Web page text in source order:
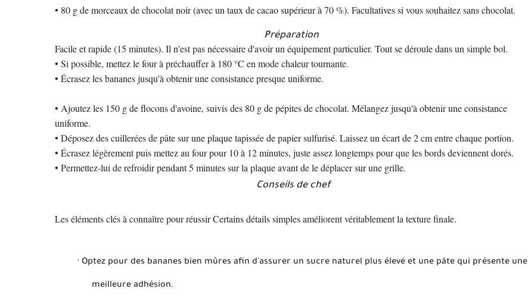
• 80 g de morceaux de chocolat noir (avec un taux de cacao supérieur à 70 %). Facultatives si vous souhaitez sans chocolat.
Préparation
Facile et rapide (15 minutes). Il n'est pas nécessaire d'avoir un équipement particulier. Tout se déroule dans un simple bol.
• Si possible, mettez le four à préchauffer à 180 °C en mode chaleur tournante.
• Écrasez les bananes jusqu'à obtenir une consistance presque uniforme.
• Ajoutez les 150 g de flocons d'avoine, suivis des 80 g de pépites de chocolat. Mélangez jusqu'à obtenir une consistance
uniforme.
• Déposez des cuillerées de pâte sur une plaque tapissée de papier sulfurisé. Laissez un écart de 2 cm entre chaque portion.
• Écrasez légèrement puis mettez au four pour 10 à 12 minutes, juste assez longtemps pour que les bords deviennent dorés.
• Permettez-lui de refroidir pendant 5 minutes sur la plaque avant de le déplacer sur une grille.
Conseils de chef
Les éléments clés à connaître pour réussir Certains détails simples améliorent véritablement la texture finale.
· Optez pour des bananes bien mûres afin d'assurer un sucre naturel plus élevé et une pâte qui présente une
meilleure adhésion.